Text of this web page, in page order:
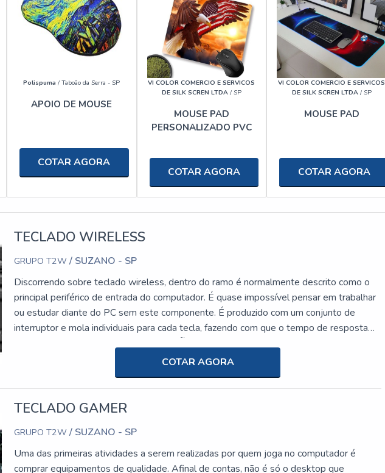
Polispuma / Taboão da Serra - SP
APOIO DE MOUSE
COTAR AGORA
VI COLOR COMERCIO E SERVICOS
DE SILK SCREN LTDA/ SP
MOUSE PAD
PERSONALIZADO PVC
COTAR AGORA
VI COLOR COMERCIO E SERVICOS
DE SILK SCREN LTDA/ SP
MOUSE PAD
COTAR AGORA
TECLADO WIRELESS
GRUPO T2W/ SUZANO - SP
Discorrendo sobre teclado wireless, dentro do ramo é normalmente descrito como o
principal periférico de entrada do computador. É quase impossível pensar em trabalhar
ou estudar diante do PC sem este componente. É produzido com um conjunto de
interruptor e mola individuais para cada tecla, fazendo com que o tempo de resposta
produto é muito utilizado para digitar textos, capturar imagens, dar comandos, entre
diversas outras utilidades. Assim, torna a utilização indispensável para empresas de
segmentos que lidam com computadores pessoais, informática, processadores e
outros ramos.Neste sentido, tem como característica da empregabilidade alta
trazem grandes benefícios para as empresas. Além disso, o teclado pode ser
encontrado em diversos modelos,k entre elesTeclado comum;Teclado
multimídia;Teclado gamer.Reconhecida por ser líder no mercado e altamente
COTAR AGORA
TECLADO GAMER
GRUPO T2W/ SUZANO - SP
Uma das primeiras atividades a serem realizadas por quem joga no computador é
comprar equipamentos de qualidade. Afinal de contas, não é só o desktop que